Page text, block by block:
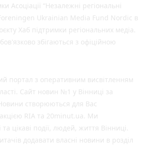
Асоціації “Незалежні регіональні
Ukrainian Media Fund Nordic в
Хаб підтримки регіональних медіа.
збігаються з офіційною
портал з оперативним висвітленням
Сайт новин №1 у Вінниці за
створюються для Вас
RIA та 20minut.ua. Ми
цікаві події, людей, життя Вінниці.
додавати власні новини в розділ